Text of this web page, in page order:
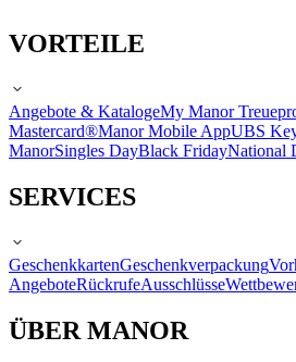
VORTEILE
Angebote & KatalogeMy Manor
Mastercard®Manor Mobile AppUBS
ManorSingles DayBlack FridayNational
SERVICES
GeschenkkartenGeschenkverpackung
AngeboteRückrufeAusschlüsse
ÜBER MANOR